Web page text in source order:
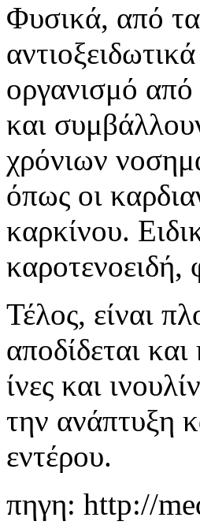
Φυσικά, από
οργανισμό
και
χρόνιων
όπως οι
καρκίνου.
καροτενοειδή,
Τέλος, είναι
αποδίδεται
ίνες και
την ανάπτυξη
εντέρου.
πηγη: http://